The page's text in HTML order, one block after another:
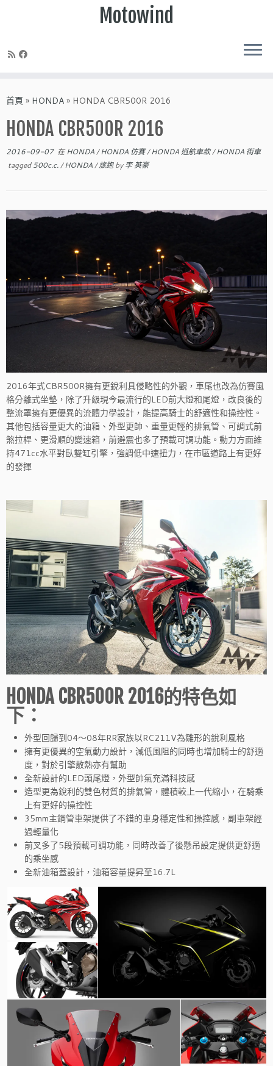
to
Motowind
首頁 » HONDA » HONDA CBR500R 2016
HONDA CBR500R 2016
2016-09-07在HONDA/HONDA 仿賽/HONDA 巡航車款/HONDA 街車
tagged500c.c./HONDA/旅跑by李 英豪
2016年式CBR500R擁有更銳利具侵略性的外觀，車尾也改為仿賽風
格分離式坐墊，除了升級現今最流行的LED前大燈和尾燈，改良後的
整流罩擁有更優異的流體力學設計，能提高騎士的舒適性和操控性。
其他包括容量更大的油箱、外型更帥、重量更輕的排氣管、可調式前
煞拉桿、更滑順的變速箱，前避震也多了預載可調功能。動力方面維
持471cc水平對臥雙缸引擎，強調低中速扭力，在市區道路上有更好
的發揮
HONDA CBR500R 2016的特色如
下：
外型回歸到04～08年RR家族以RC211V為雛形的銳利風格
擁有更優異的空氣動力設計，減低風阻的同時也增加騎士的舒適
度，對於引擎散熱亦有幫助
全新設計的LED頭尾燈，外型帥氣充滿科技感
造型更為銳利的雙色材質的排氣管，體積較上一代縮小，在騎乘
上有更好的操控性
35mm主鋼管車架提供了不錯的車身穩定性和操控感，副車架經
過輕量化
前叉多了5段預載可調功能，同時改善了後懸吊設定提供更舒適
的乘坐感
全新油箱蓋設計，油箱容量提昇至16.7L